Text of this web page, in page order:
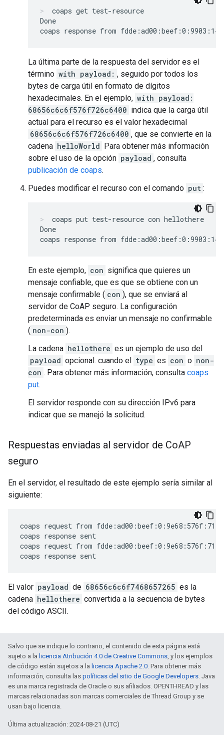
coaps get test-resource
Done
La última parte de la respuesta del servidor es el
término with payload: , seguido por todos los
bytes de carga útil en formato de dígitos
hexadecimales. En el ejemplo, with payload:
68656c6c6f576f726c6400 indica que la carga útil
actual para el recurso es el valor hexadecimal
68656c6c6f576f726c6400 , que se convierte en la
cadena helloWorld Para obtener más información
sobre el uso de la opción payload , consulta
publicación de coaps.
Puedes modificar el recurso con el comando put :
coaps put test-resource con hellothere
Done
En este ejemplo, con significa que quieres un
mensaje confiable, que es que se obtiene con un
mensaje confirmable ( con ), que se enviará al
servidor de CoAP seguro. La configuración
predeterminada es enviar un mensaje no confirmable
( non-con ).
La cadena hellothere es un ejemplo de uso del
payload opcional. cuando el type es con o non-
con . Para obtener más información, consulta coaps
put.
El servidor responde con su dirección IPv6 para
indicar que se manejó la solicitud.
Respuestas enviadas al servidor de CoAP
seguro
En el servidor, el resultado de este ejemplo sería similar al
siguiente:
coaps request from
coaps response sent
coaps request from
El valor payload de 68656c6c6f7468657265 es la
cadena hellothere convertida a la secuencia de bytes
del código ASCII.
Salvo que se indique lo contrario, el contenido de esta página está
sujeto a la licencia Atribución 4.0 de Creative Commons, y los ejemplos
de código están sujetos a la licencia Apache 2.0. Para obtener más
información, consulta las políticas del sitio de Google Developers. Java
es una marca registrada de Oracle o sus afiliados. OPENTHREAD y las
marcas relacionadas son marcas comerciales de Thread Group y se
usan bajo licencia.
Última actualización: 2024-08-21 (UTC)